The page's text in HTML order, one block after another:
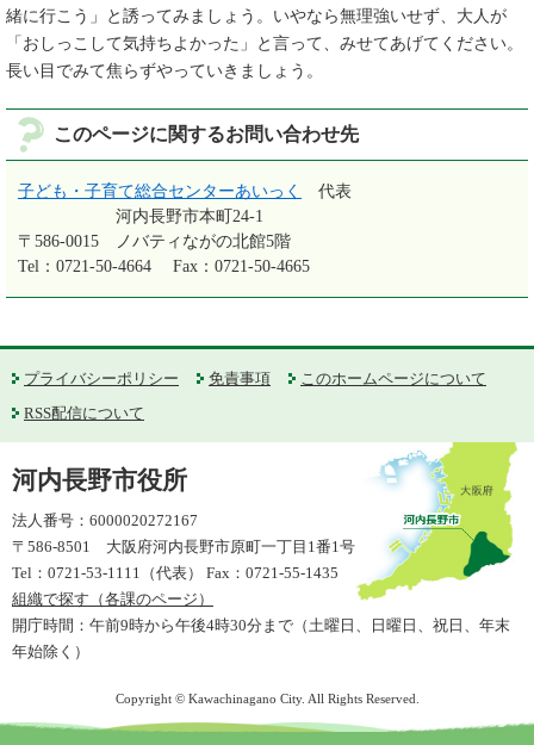
緒に行こう」と誘ってみましょう。いやなら無理強いせず、大人が
「おしっこして気持ちよかった」と言って、みせてあげてください。
長い目でみて焦らずやっていきましょう。
このページに関するお問い合わせ先
子ども・子育て総合センターあいっく 代表
〒586-0015
河内長野市本町24-1
ノバティながの北館5階
Tel：0721-50-4664
Fax：0721-50-4665
プライバシーポリシー 免責事項
このホームページについて
RSS配信について
河内長野市役所
法人番号：6000020272167
〒586-8501 大阪府河内長野市原町一丁目1番1号
Tel：0721-53-1111（代表） Fax：0721-55-1435
組織で探す（各課のページ）
開庁時間：午前9時から午後4時30分まで（土曜日、日曜日、祝日、年末
年始除く）
Copyright © Kawachinagano City. All Rights Reserved.